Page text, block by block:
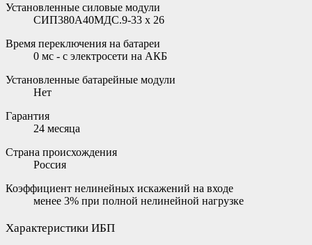
Установленные силовые модули
СИП380А40МДС.9-33 x 26
Время переключения на батареи
0 мс - с электросети на АКБ
Установленные батарейные модули
Нет
Гарантия
24 месяца
Страна происхождения
Россия
Коэффициент нелинейных искажений на входе
менее 3% при полной нелинейной нагрузке
Характеристики ИБП